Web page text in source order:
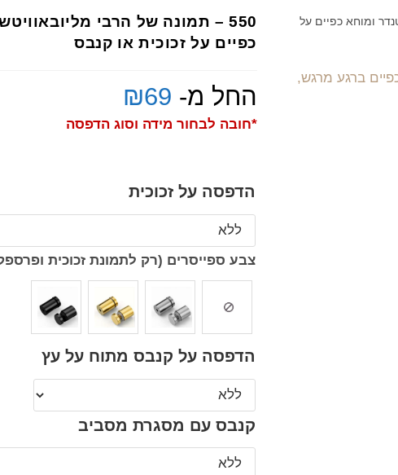
ומוחא כפיים על
550 – תמונה של הרבי
כפיים על זכוכית או קנבס
החל מ- ₪69
*חובה לבחור מידה וסוג הדפסה
הדפסה על זכוכית
צבע ספייסרים (רק לתמונת זכוכית
הדפסה על קנבס מתוח על עץ
קנבס עם מסגרת מסביב